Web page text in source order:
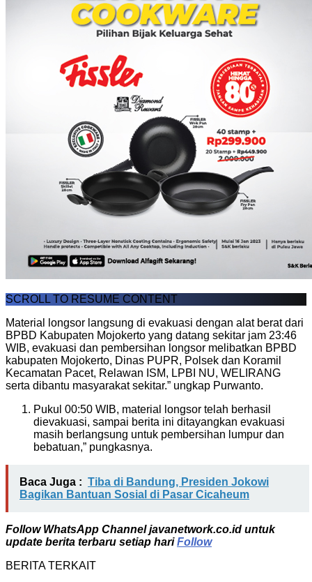
SCROLL TO RESUME CONTENT
Material longsor langsung di evakuasi dengan alat berat dari
BPBD Kabupaten Mojokerto yang datang sekitar jam 23:46
WIB, evakuasi dan pembersihan longsor melibatkan BPBD
kabupaten Mojokerto, Dinas PUPR, Polsek dan Koramil
Kecamatan Pacet, Relawan ISM, LPBI NU, WELIRANG
serta dibantu masyarakat sekitar.” ungkap Purwanto.
Pukul 00:50 WIB, material longsor telah berhasil
dievakuasi, sampai berita ini ditayangkan evakuasi
masih berlangsung untuk pembersihan lumpur dan
bebatuan,” pungkasnya.
Baca Juga : Tiba di Bandung, Presiden Jokowi
Bagikan Bantuan Sosial di Pasar Cicaheum
Follow WhatsApp Channel javanetwork.co.id untuk
update berita terbaru setiap hariFollow
BERITA TERKAIT